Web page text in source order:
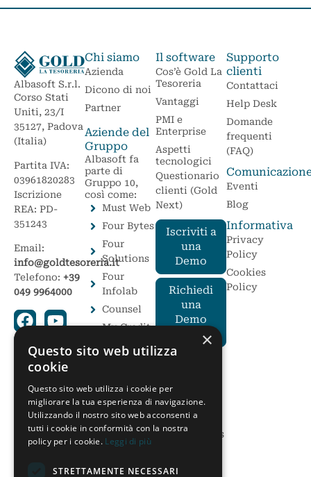
Albasoft S.r.l.
Corso Stati
Uniti, 23/I
35127, Padova
(Italia)
Partita IVA:
03961820283
Iscrizione
REA: PD-
351243
Email:
info@goldtesoreria.it
Telefono: +39
049 9964000
Chi siamo
Azienda
Dicono di noi
Partner
Aziende del
Gruppo
Albasoft fa
parte di
Gruppo 10,
così come:
Must Web
Four Bytes
Four
Solutions
Four
Infolab
Counsel
My Credit
Postali
On
Solution
Il software
Cos’è Gold La
Tesoreria
Vantaggi
PMI e
Enterprise
Aspetti
tecnologici
Questionario
clienti (Gold
Next)
Iscriviti a
una
Demo
Richiedi
una
Demo
per te
Cosa sono i
Moduli
Avanzati
Gold Business
Supporto
clienti
Contattaci
Help Desk
Domande
frequenti
(FAQ)
Eventi
Blog
Informativa
Privacy
Policy
Cookies
Policy
×
Questo sito web utilizza
cookie
Questo sito web utilizza i cookie per
migliorare la tua esperienza di navigazione.
Utilizzando il nostro sito web acconsenti a
tutti i cookie in conformità con la nostra
policy per i cookie. Leggi di più
STRETTAMENTE NECESSARI